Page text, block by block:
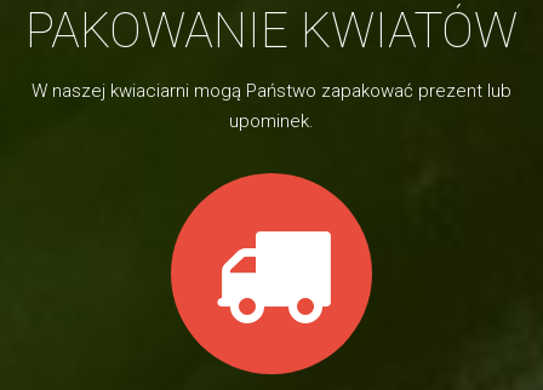
PAKOWANIE KWIATÓW
W naszej kwiaciarni mogą Państwo zapakować prezent lub
upominek.